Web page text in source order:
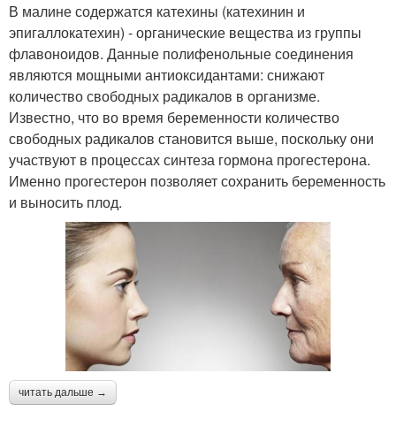
Варение с абрикосами Абрикосовое варение
Варение без варки Варение из абрикосов
Варение из перетертых
абрикосов
Варение без сахара
Варение в закрытой и Варение в банке
В малине содержатся катехины (катехинин и
эпигаллокатехин) - органические вещества из группы
флавоноидов. Данные полифенольные соединения
являются мощными антиоксидантами: снижают
количество свободных радикалов в организме.
Известно, что во время беременности количество
свободных радикалов становится выше, поскольку они
участвуют в процессах синтеза гормона прогестерона.
Именно прогестерон позволяет сохранить беременность
и выносить плод.
читать дальше →